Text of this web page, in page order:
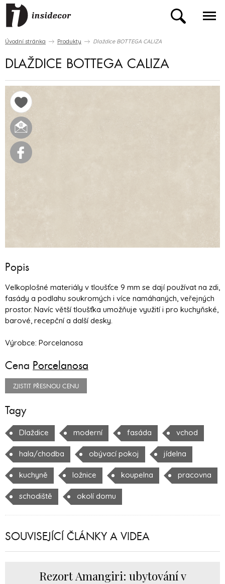
Úvodní stránka Produkty Dlaždice BOTTEGA CALIZA
DLAŽDICE BOTTEGA CALIZA
Popis
Velkoplošné materiály v tloušťce 9 mm se dají používat na zdi,
fasády a podlahu soukromých i více namáhaných, veřejných
prostor. Navíc větší tloušťka umožňuje využití i pro kuchyňské,
barové, recepční a další desky.
Výrobce: Porcelanosa
Cena Porcelanosa
ZJISTIT PŘESNOU CENU
Tagy
Dlaždice moderní fasáda vchod
hala/chodba obývací pokoj jídelna
kuchyně ložnice koupelna pracovna
schodiště okolí domu
SOUVISEJÍCÍ ČLÁNKY A VIDEA
Rezort Amangiri: ubytování v